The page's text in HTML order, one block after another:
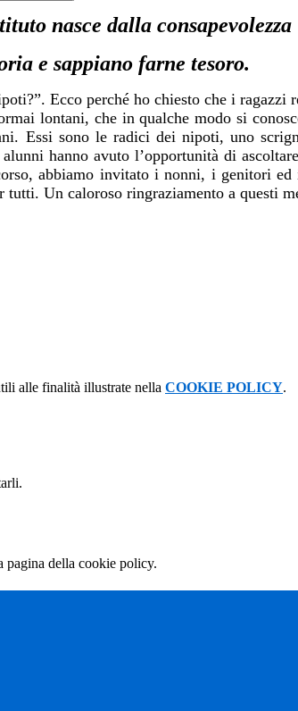
nasce dalla consapevolezza
e sappiano farne tesoro.
Ecco perché ho chiesto che i ragazzi
lontani, che in qualche modo si
Essi sono le radici dei nipoti, uno
hanno avuto l’opportunità di
abbiamo invitato i nonni, i genitori
tutti. Un caloroso ringraziamento a questi
alle finalità illustrate nella COOKIE POLICY.
pagina della cookie policy.